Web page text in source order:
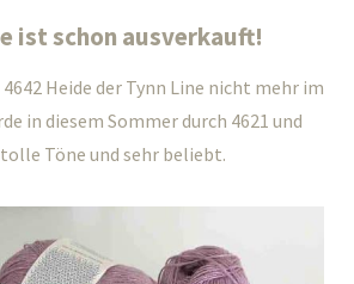
ist schon ausverkauft!
Heide der Tynn Line nicht mehr im
in diesem Sommer durch 4621 und
Töne und sehr beliebt.